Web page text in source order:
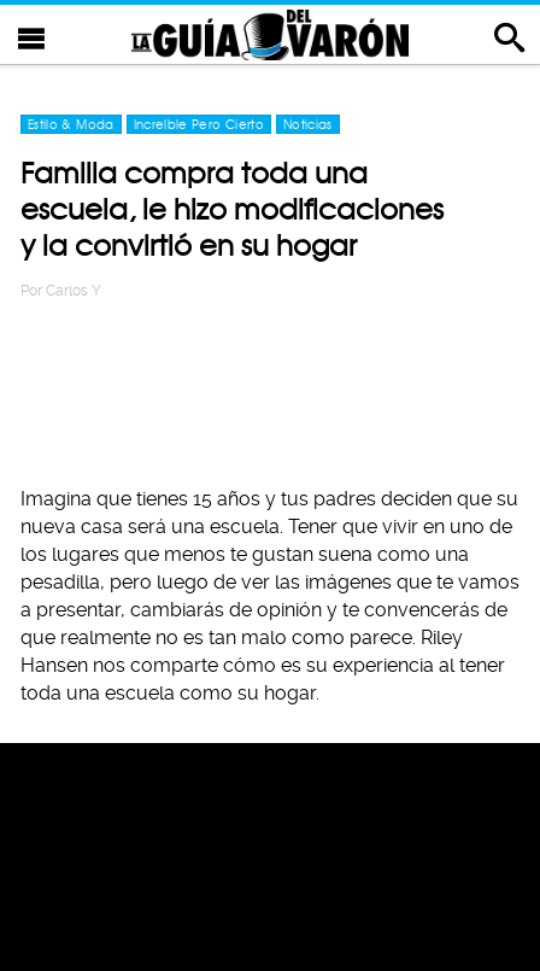
Estilo & Moda Increíble Pero Cierto Noticias
Familia compra toda una
escuela, le hizo modificaciones
y la convirtió en su hogar
Por Carlos Y
Imagina que tienes 15 años y tus padres deciden que su
nueva casa será una escuela. Tener que vivir en uno de
los lugares que menos te gustan suena como una
pesadilla, pero luego de ver las imágenes que te vamos
a presentar, cambiarás de opinión y te convencerás de
que realmente no es tan malo como parece. Riley
Hansen nos comparte cómo es su experiencia al tener
toda una escuela como su hogar.